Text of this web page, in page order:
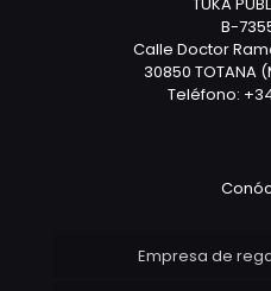
TUKA
B-
Calle Doctor
30850 TOTANA
Teléfono:
Empresa de